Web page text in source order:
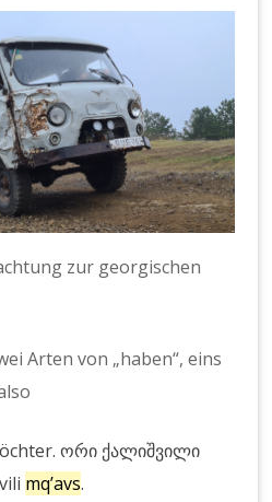
zur georgischen
Arten von „haben“, eins
ორი ქალიშვილი
mq’avs.